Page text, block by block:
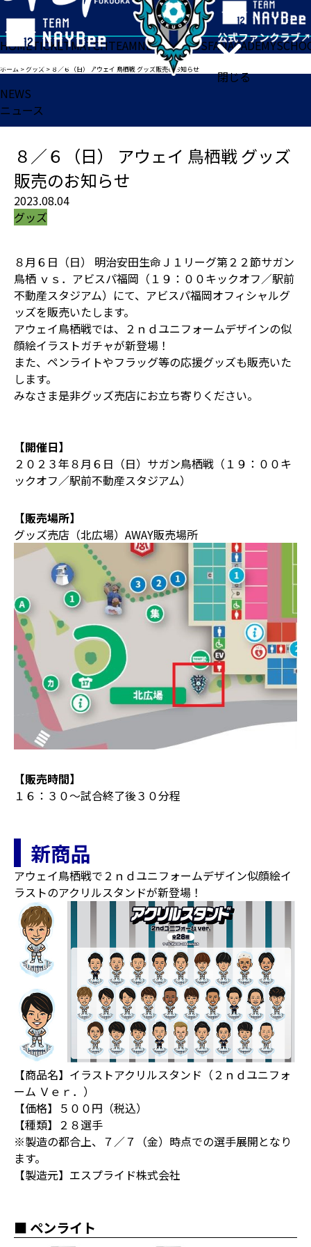
閉じる
HOMETICKETMATCHTEAMNEWSGOODSFANACADEMY
ホーム >グッズ > ８／６（日） アウェイ 鳥栖戦 グッズ販売のお知らせ
NEWS
ニュース
８／６（日） アウェイ 鳥栖戦 グッズ
販売のお知らせ
2023.08.04
グッズ
８月６日（日） 明治安田生命Ｊ１リーグ第２２節サガン
鳥栖 ｖｓ．アビスパ福岡（１９：００キックオフ／駅前
不動産スタジアム）にて、アビスパ福岡オフィシャルグ
ッズを販売いたします。
アウェイ鳥栖戦では、２ｎｄユニフォームデザインの似
顔絵イラストガチャが新登場！
また、ペンライトやフラッグ等の応援グッズも販売いた
します。
みなさま是非グッズ売店にお立ち寄りください。
【開催日】
２０２３年８月６日（日）サガン鳥栖戦（１９：００キ
ックオフ／駅前不動産スタジアム）
【販売場所】
グッズ売店（北広場）AWAY販売場所
【販売時間】
１６：３０～試合終了後３０分程
新商品
アウェイ鳥栖戦で２ｎｄユニフォームデザイン似顔絵イ
ラストのアクリルスタンドが新登場！
【商品名】イラストアクリルスタンド（２ｎｄユニフォ
ーム Ｖｅｒ．）
【価格】５００円（税込）
【種類】２８選手
※製造の都合上、７／７（金）時点での選手展開となり
ます。
【製造元】エスプライド株式会社
■ ペンライト